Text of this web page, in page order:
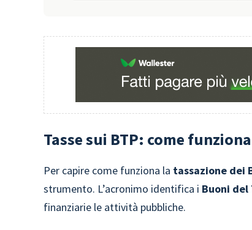
Tasse sui BTP: come
Per capire come funziona la tassazione dei
strumento. L’acronimo identifica i Buoni del
finanziarie le attività pubbliche.